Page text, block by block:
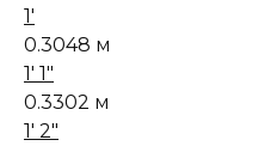
1'
0.3048 м
1' 1"
0.3302 м
1' 2"